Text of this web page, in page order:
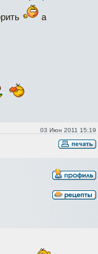
а
03 Июн 2011 15:19